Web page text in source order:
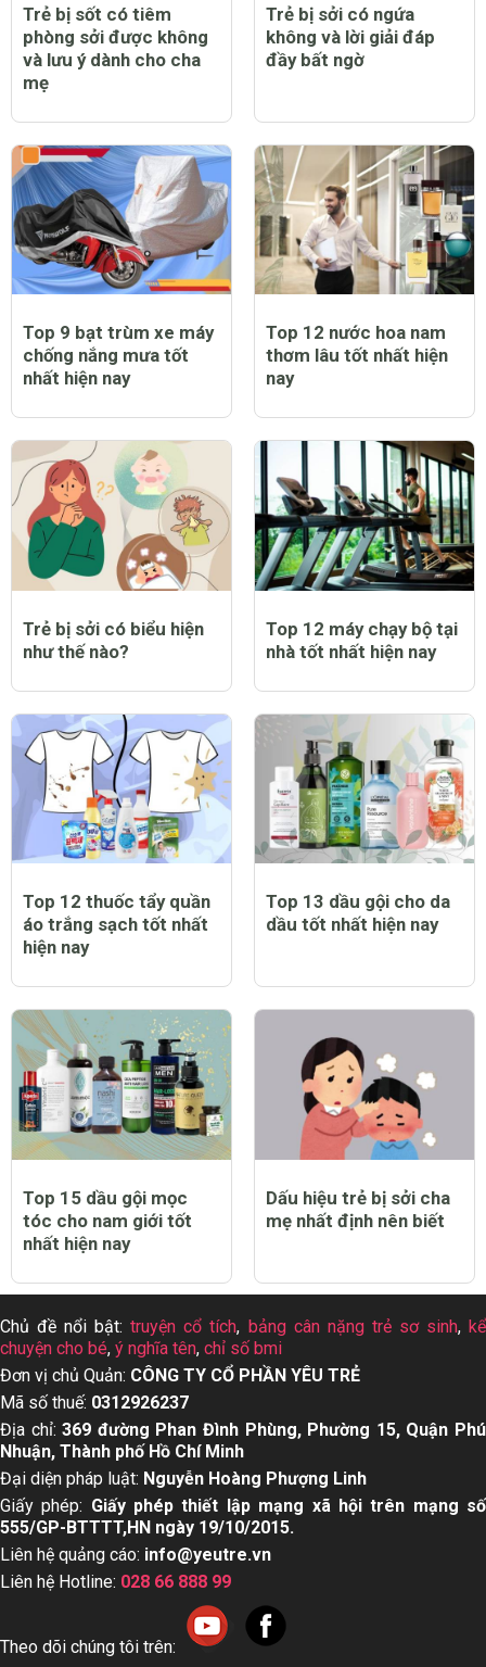
Trẻ bị sốt có tiêm
phòng sởi được không
và lưu ý dành cho cha
mẹ
Trẻ bị sởi có ngứa
không và lời giải đáp
đầy bất ngờ
Top 9 bạt trùm xe máy
chống nắng mưa tốt
nhất hiện nay
Top 12 nước hoa nam
thơm lâu tốt nhất hiện
nay
Trẻ bị sởi có biểu hiện
như thế nào?
Top 12 máy chạy bộ tại
nhà tốt nhất hiện nay
Top 12 thuốc tẩy quần
áo trắng sạch tốt nhất
hiện nay
Top 13 dầu gội cho da
dầu tốt nhất hiện nay
Top 15 dầu gội mọc
tóc cho nam giới tốt
nhất hiện nay
Dấu hiệu trẻ bị sởi cha
mẹ nhất định nên biết
Chủ đề nổi bật:truyện cổ tích, bảng cân nặng trẻ sơ sinh,kể
chuyện cho bé, ý nghĩa tên, chỉ số bmi
Đơn vị chủ Quản: CÔNG TY CỔ PHẦN YÊU TRẺ
Mã số thuế: 0312926237
Địa chỉ:369 đường Phan Đình Phùng, Phường 15, Quận Phú
Nhuận, Thành phố Hồ Chí Minh
Đại diện pháp luật: Nguyễn Hoàng Phượng Linh
Giấy phép: Giấy phép thiết lập mạng xã hội trên mạng số
555/GP-BTTTT,HN ngày 19/10/2015.
Liên hệ quảng cáo: info@yeutre.vn
Liên hệ Hotline: 028 66 888 99
Theo dõi chúng tôi trên: